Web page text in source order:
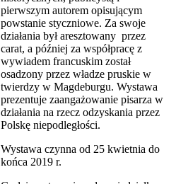
pierwszym autorem opisującym
powstanie styczniowe. Za swoje
działania był aresztowany przez
carat, a później za współpracę z
wywiadem francuskim został
osadzony przez władze pruskie w
twierdzy w Magdeburgu. Wystawa
prezentuje zaangażowanie pisarza w
działania na rzecz odzyskania przez
Polskę niepodległości.
Wystawa czynna od 25 kwietnia do
końca 2019 r.